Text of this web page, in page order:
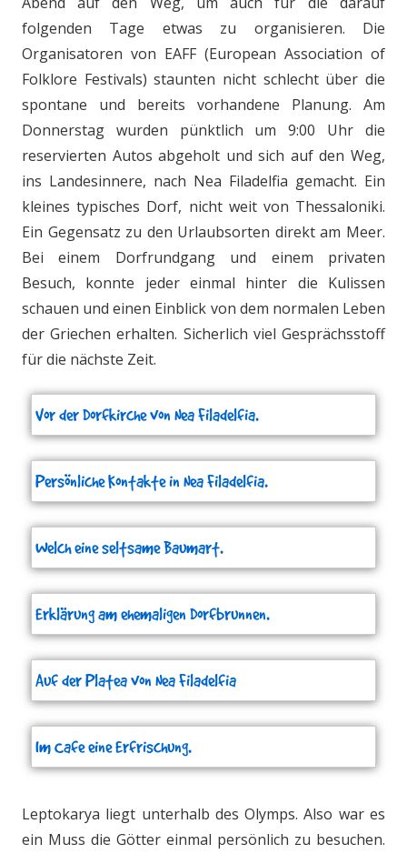
folgenden Tage etwas zu organisieren. Die
Organisatoren von EAFF (European Association of
Folklore Festivals) staunten nicht schlecht über die
spontane und bereits vorhandene Planung. Am
Donnerstag wurden pünktlich um 9:00 Uhr die
reservierten Autos abgeholt und sich auf den Weg,
ins Landesinnere, nach Nea Filadelfia gemacht. Ein
kleines typisches Dorf, nicht weit von Thessaloniki.
Ein Gegensatz zu den Urlaubsorten direkt am Meer.
Bei einem Dorfrundgang und einem privaten
Besuch, konnte jeder einmal hinter die Kulissen
schauen und einen Einblick von dem normalen Leben
der Griechen erhalten. Sicherlich viel Gesprächsstoff
für die nächste Zeit.
Vor der Dorfkirche von Nea Filadelfia.
Persönliche Kontakte in Nea Filadelfia.
Welch eine seltsame Baumart.
Erklärung am ehemaligen Dorfbrunnen.
Auf der Platea von Nea Filadelfia
Im Cafe eine Erfrischung.
Leptokarya liegt unterhalb des Olymps. Also war es
ein Muss die Götter einmal persönlich zu besuchen.